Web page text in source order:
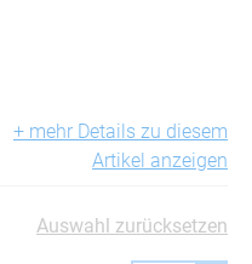
+ mehr Details zu diesem
Artikel anzeigen
Auswahl zurücksetzen